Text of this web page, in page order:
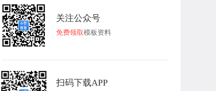
关注公众号
免费领取模板资料
扫码下载APP